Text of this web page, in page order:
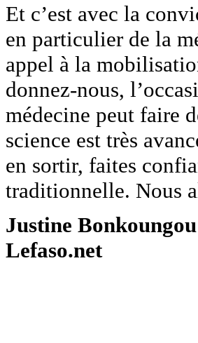
Et c’est avec la
en particulier de la
appel à la
donnez-nous,
médecine peut faire
science est très
en sortir, faites
traditionnelle. Nous
Justine Bonkoungou
Lefaso.net